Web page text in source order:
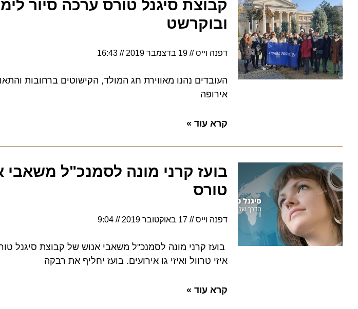
קבוצת סיגנל טורס ערכה סיור
ובוקרשט
דפנה וייס 19 בדצמבר 2019 16:43
העובדים נהנו מאווירת חג המולד, הקישוטים ברחובות
אירופה
קרא עוד »
בועז קרני מונה לסמנכ"ל משאבי
טורס
דפנה וייס 17 באוקטובר 2019 9:04
בועז קרני מונה לסמנכ"ל משאבי אנוש של קבוצת סיגנל טורס,
איזי טרוול ואיזי גו אירועים. בועז יחליף את רבקה
קרא עוד »